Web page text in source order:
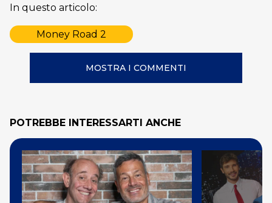
In questo articolo:
Money Road 2
MOSTRA I COMMENTI
POTREBBE INTERESSARTI ANCHE